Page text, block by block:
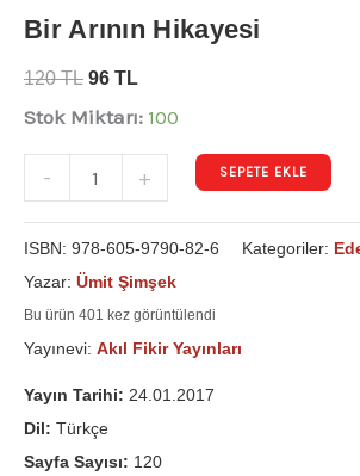
Bir Arının Hikayesi
120TL 96 TL
Stok Miktarı: 100
- + SEPETE EKLE
ISBN: 978-605-9790-82-6 Kategoriler:
Yazar: Ümit Şimşek
Bu ürün 401 kez görüntülendi
Yayınevi: Akıl Fikir Yayınları
Yayın Tarihi: 24.01.2017
Dil: Türkçe
Sayfa Sayısı: 120